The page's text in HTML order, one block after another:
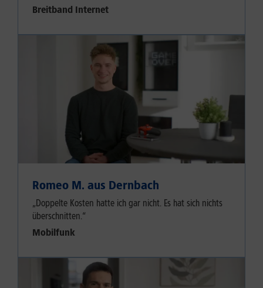
Breitband Internet
Romeo M. aus Dernbach
„Doppelte Kosten hatte ich gar nicht. Es hat sich nichts
überschnitten.“
Mobilfunk